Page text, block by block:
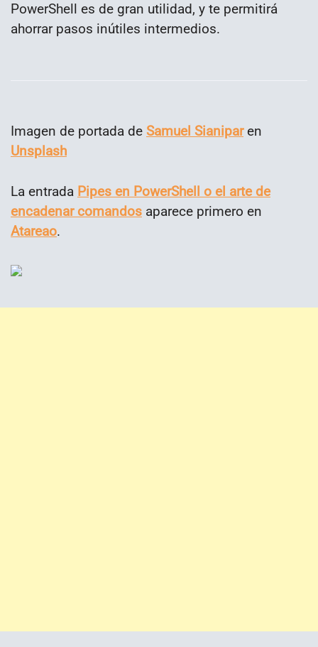
PowerShell es de gran utilidad, y te permitirá
ahorrar pasos inútiles intermedios.
Imagen de portada de Samuel Sianiparen
Unsplash
La entrada Pipes en PowerShell o el arte de
encadenar comandos aparece primero en
Atareao.